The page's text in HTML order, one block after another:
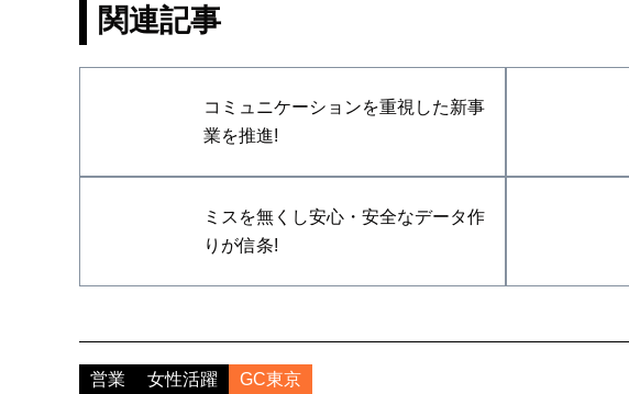
関連記事
コミュニケーションを重視した新事
業を推進!
ミスを無くし安心・安全なデータ作
りが信条!
営業 女性活躍 GC東京